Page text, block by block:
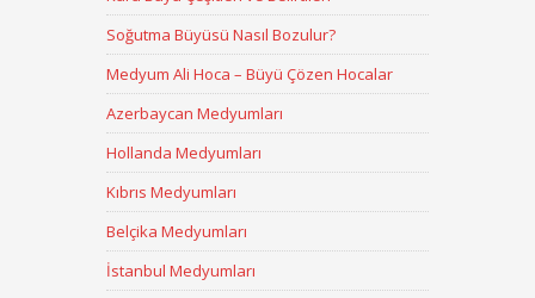
Soğutma Büyüsü Nasıl Bozulur?
Medyum Ali Hoca – Büyü Çözen Hocalar
Azerbaycan Medyumları
Hollanda Medyumları
Kıbrıs Medyumları
Belçika Medyumları
İstanbul Medyumları